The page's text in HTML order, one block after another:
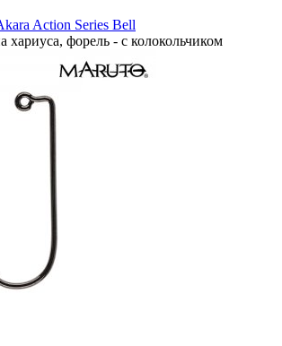
Action Series Bell
хариуса, форель - с колокольчиком